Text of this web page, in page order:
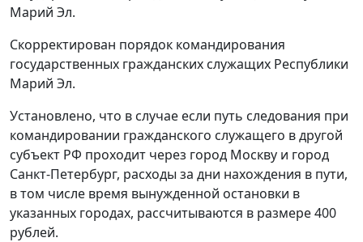
Марий Эл.
Скорректирован порядок командирования
государственных гражданских служащих Республики
Марий Эл.
Установлено, что в случае если путь следования при
командировании гражданского служащего в другой
субъект РФ проходит через город Москву и город
Санкт-Петербург, расходы за дни нахождения в пути,
в том числе время вынужденной остановки в
указанных городах, рассчитываются в размере 400
рублей.